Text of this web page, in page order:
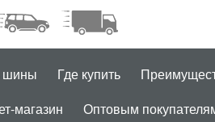
шины Где купить
магазин
Оптовым